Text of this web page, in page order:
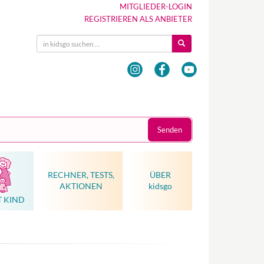
MITGLIEDER-LOGIN
REGISTRIEREN ALS ANBIETER
Senden
KIND
RECHNER, TESTS,
AKTIONEN
ÜBER
kidsgo